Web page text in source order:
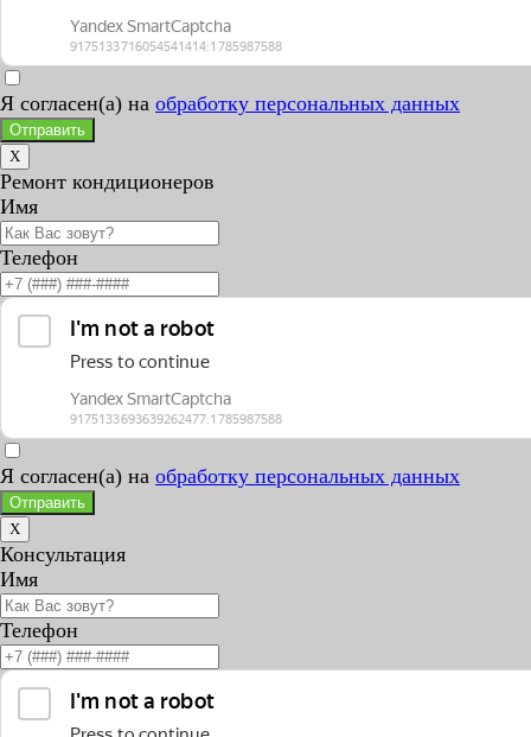
Я согласен(а) на обработку персональных данных
Отправить
X
Ремонт кондиционеров
Имя
Телефон
Я согласен(а) на обработку персональных данных
Отправить
X
Консультация
Имя
Телефон